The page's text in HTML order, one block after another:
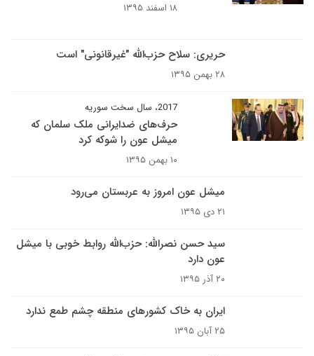
۱۸ اسفند ۱۳۹۵
حریری: سلاح حزب‌الله "غیرقانونی" است
۲۸ بهمن ۱۳۹۵
2017، سال سخت سوریه
حرف‌های ضدایرانی ملک سلمان که
میشل عون را شوکه کرد
۱۰ بهمن ۱۳۹۵
میشل عون امروز به عربستان می‌رود
۲۱ دی ۱۳۹۵
سید حسن نصرالله: حزب‌الله روابط خوبی با میشل
عون دارد
۲۰ آذر ۱۳۹۵
ایران به خاک کشورهای منطقه چشم طمع ندارد
۲۵ آبان ۱۳۹۵